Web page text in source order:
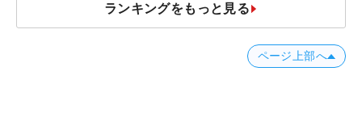
ランキングをもっと見る
ページ上部へ